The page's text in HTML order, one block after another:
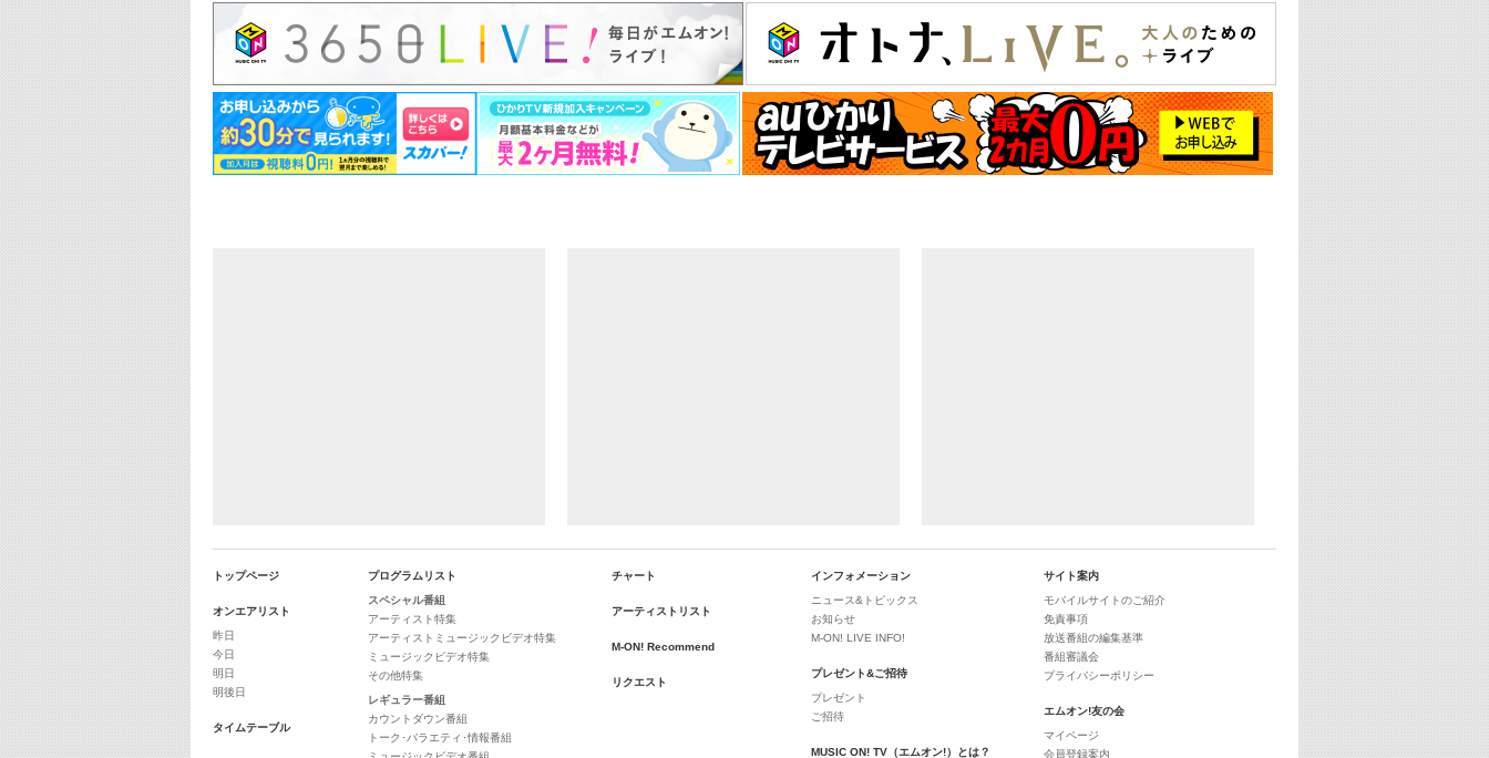
23:00
SUPER EIGHT特集
24:00
25:00
エムオン! ヒッツ
26:00
トップページ
オンエアリスト
昨日
今日
明日
明後日
タイムテーブル
プログラムリスト
スペシャル番組
アーティスト特集
アーティストミュージックビデオ特集
ミュージックビデオ特集
その他特集
レギュラー番組
カウントダウン番組
トーク･バラエティ･情報番組
チャート
アーティストリスト
M-ON! Recommend
リクエスト
インフォメーション
ニュース&トピックス
お知らせ
M-ON! LIVE INFO!
プレゼント&ご招待
プレゼント
ご招待
MUSIC ON! TV（エムオン!）とは？
サイト案内
モバイルサイトのご紹介
免責事項
放送番組の編集基準
番組審議会
プライバシーポリシー
エムオン!友の会
マイページ
会員登録案内